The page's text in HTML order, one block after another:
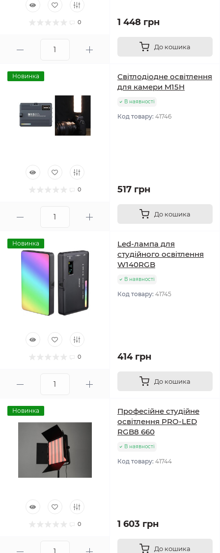
0 1 448 грн
До кошика
Новинка
0
Світлодіодне освітлення
для камери M15H
В наявності
Код товару: 41746
517 грн
До кошика
Новинка
0
Led-лампа для
студійного освітлення
W140RGB
В наявності
Код товару: 41745
414 грн
До кошика
Новинка
0
Професійне студійне
освітлення PRO-LED
RGB8 660
В наявності
Код товару: 41744
1 603 грн
До кошика